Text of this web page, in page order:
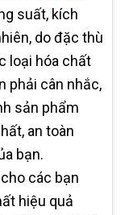
suất, kích
do đặc thù
loại hóa chất
phải cân nhắc,
sản phẩm
an toàn
bạn.
các bạn
hiệu quả